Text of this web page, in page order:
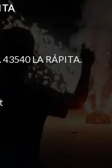
43540 LA RÁPITA.